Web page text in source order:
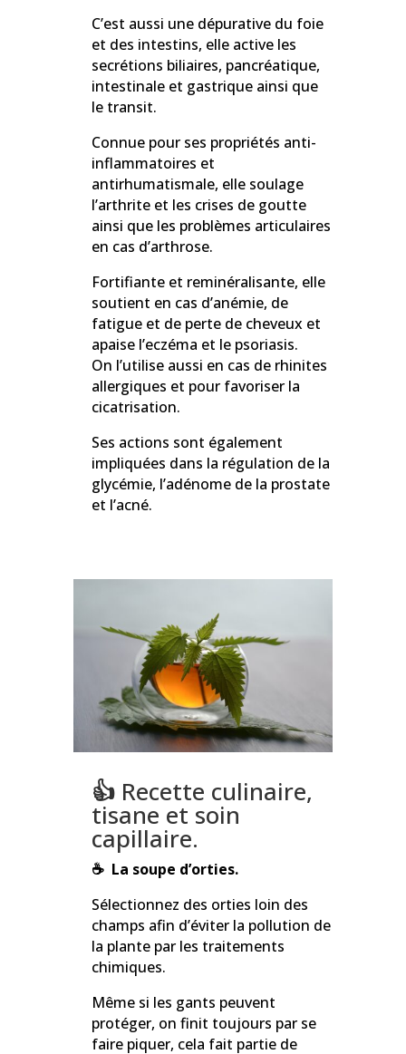
C’est aussi une dépurative du foie
et des intestins, elle active les
secrétions biliaires, pancréatique,
intestinale et gastrique ainsi que
le transit.
Connue pour ses propriétés anti-
inflammatoires et
antirhumatismale, elle soulage
l’arthrite et les crises de goutte
ainsi que les problèmes articulaires
en cas d’arthrose.
Fortifiante et reminéralisante, elle
soutient en cas d’anémie, de
fatigue et de perte de cheveux et
apaise l’eczéma et le psoriasis.
On l’utilise aussi en cas de rhinites
allergiques et pour favoriser la
cicatrisation.
Ses actions sont également
impliquées dans la régulation de la
glycémie, l’adénome de la prostate
et l’acné.
👍 Recette culinaire,
tisane et soin
capillaire.
☕ La soupe d’orties.
Sélectionnez des orties loin des
champs afin d’éviter la pollution de
la plante par les traitements
chimiques.
Même si les gants peuvent
protéger, on finit toujours par se
faire piquer, cela fait partie de